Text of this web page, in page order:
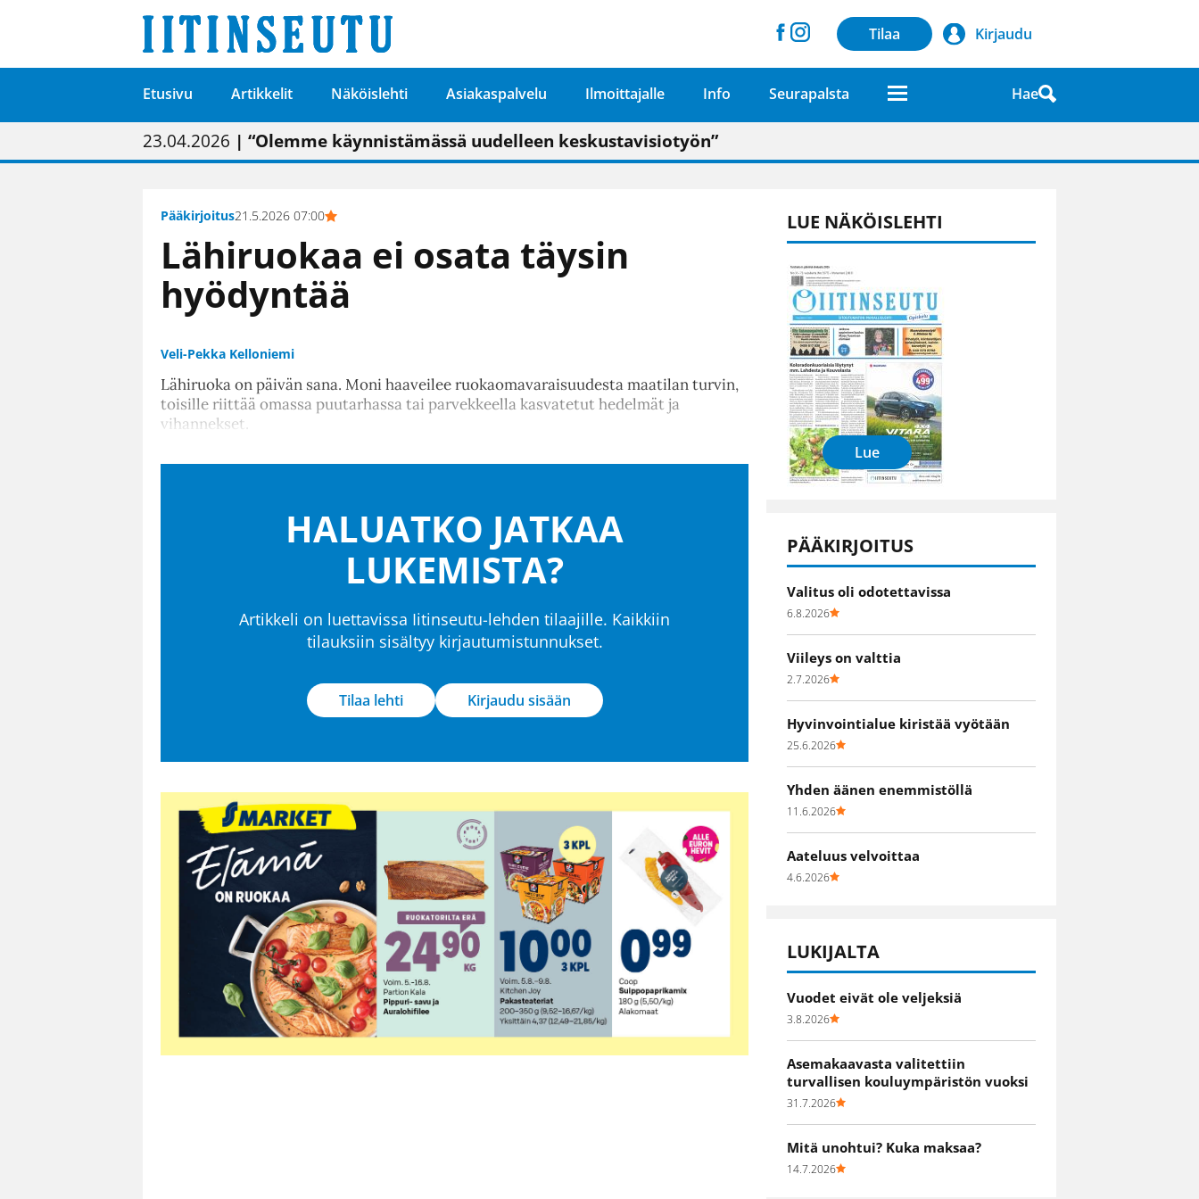
Tilaa Kirjaudu
Etusivu Artikkelit Näköislehti Asiakaspalvelu Ilmoittajalle Info Seurapalsta Hae
01.02.2026 | Painon vaihtumisen pitäisi näkyä hieman parempana painojäljen laatuna lehdessä
05.02.2026 | Uudistettu kunnantalo on valoisa
23.04.2026 | “Olemme käynnistämässä uudelleen keskustavisiotyön”
09.05.2026| "Maalla on totuttu elämään omavaraisemmin kuin kaupungissa"
Pääkirjoitus21.5.2026 07:00
Lähiruokaa ei osata täysin
hyödyntää
Veli-Pekka Kelloniemi
Lähiruoka on päivän sana. Moni haaveilee ruokaomavaraisuudesta maatilan turvin,
toisille riittää omassa puutarhassa tai parvekkeella kasvatetut hedelmät ja
vihannekset.
HALUATKO JATKAA
LUKEMISTA?
Artikkeli on luettavissa Iitinseutu-lehden tilaajille. Kaikkiin
tilauksiin sisältyy kirjautumistunnukset.
Tilaa lehti Kirjaudu sisään
LUE NÄKÖISLEHTI
Lue
PÄÄKIRJOITUS
Valitus oli odotettavissa
6.8.2026
Viileys on valttia
2.7.2026
Hyvinvointialue kiristää vyötään
25.6.2026
Yhden äänen enemmistöllä
11.6.2026
Aateluus velvoittaa
4.6.2026
LUKIJALTA
Vuodet eivät ole veljeksiä
3.8.2026
Asemakaavasta valitettiin
turvallisen kouluympäristön vuoksi
31.7.2026
Mitä unohtui? Kuka maksaa?
14.7.2026